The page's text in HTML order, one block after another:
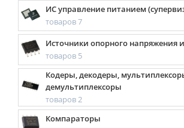
ИС управление питанием
товаров 7
Источники опорного напряжения
товаров 5
Кодеры, декодеры,
демультиплексоры
товаров 2
Компараторы